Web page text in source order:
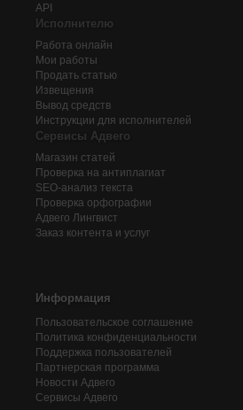
API
Исполнителю
Работа онлайн
Мои работы
Продать статью
Извещения
Вывод средств
Инструкции для исполнителей
Сервисы Адвего
Магазин статей
Проверка на антиплагиат
SEO-анализ текста
Проверка орфографии
Адвего Лингвист
Заказ контента и услуг
Информация
Пользовательское соглашение
Политика конфиденциальности
Поддержка пользователей
Партнерская программа
Новости Адвего
Сервисы Адвего